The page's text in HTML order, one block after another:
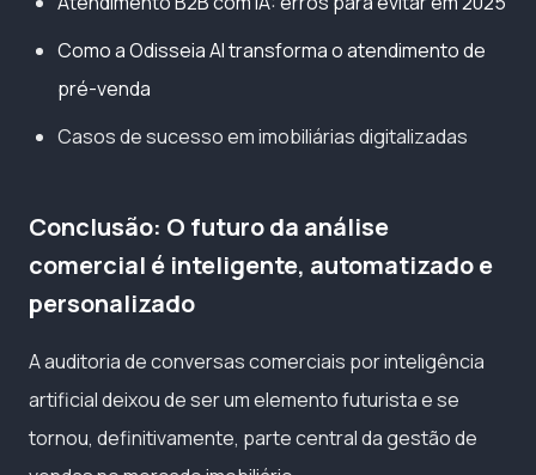
Como a Odisseia AI transforma o atendimento de
pré-venda
Casos de sucesso em imobiliárias digitalizadas
Conclusão: O futuro da análise
comercial é inteligente, automatizado e
personalizado
A auditoria de conversas comerciais por inteligência
artificial deixou de ser um elemento futurista e se
tornou, definitivamente, parte central da gestão de